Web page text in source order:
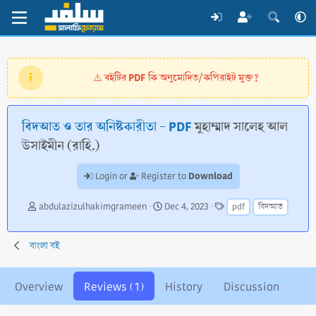
⚠️বইটির PDF কি অনুমোদিত/কপিরাইট মুক্ত?
বিদআত ও তার অনিষ্টকারীতা - PDFমুহাম্মাদ সালেহ আল
উসাইমীন (রাহি.)
Login or Register to Download
A
t
h
r
abdulazizulhakimgrameen
C
e
i
o
Dec 4, 2023
T
a
g
pdf বিদআত
বাংলা বই
Overview Reviews (1) History Discussion